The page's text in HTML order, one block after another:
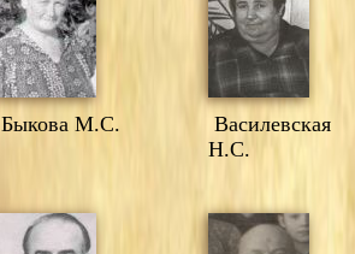
Быкова М.С.
Василевская
Н.С.